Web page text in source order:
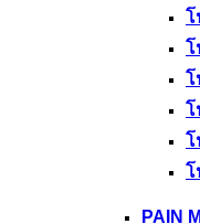
โ
โ
โ
โ
โ
โ
PAIN